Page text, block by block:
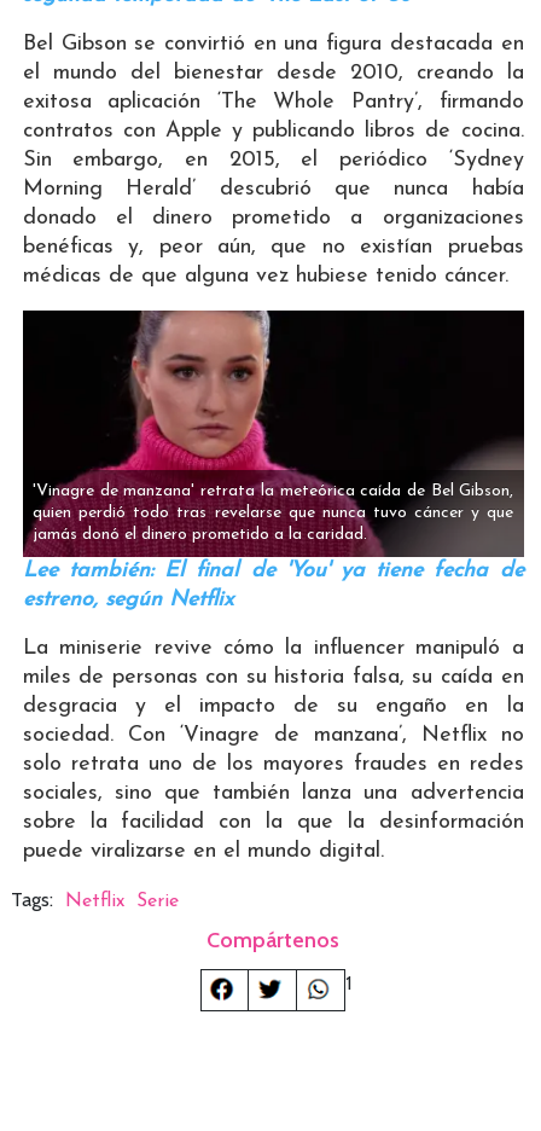
Bel Gibson se convirtió en una figura destacada en
el mundo del bienestar desde 2010, creando la
exitosa aplicación ‘The Whole Pantry’, firmando
contratos con Apple y publicando libros de cocina.
Sin embargo, en 2015, el periódico ‘Sydney
Morning Herald’ descubrió que nunca había
donado el dinero prometido a organizaciones
benéficas y, peor aún, que no existían pruebas
médicas de que alguna vez hubiese tenido cáncer.
'Vinagre de manzana' retrata la meteórica caída de Bel Gibson,
quien perdió todo tras revelarse que nunca tuvo cáncer y que
jamás donó el dinero prometido a la caridad.
Lee también: El final de 'You' ya tiene fecha de
estreno, según Netflix
La miniserie revive cómo la influencer manipuló a
miles de personas con su historia falsa, su caída en
desgracia y el impacto de su engaño en la
sociedad. Con ‘Vinagre de manzana’, Netflix no
solo retrata uno de los mayores fraudes en redes
sociales, sino que también lanza una advertencia
sobre la facilidad con la que la desinformación
puede viralizarse en el mundo digital.
Tags: Netflix Serie
Compártenos
1